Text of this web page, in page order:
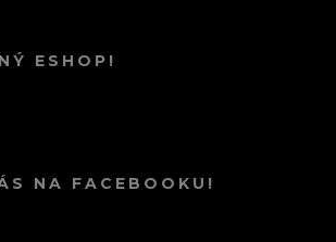
ESHOP!
NA FACEBOOKU!